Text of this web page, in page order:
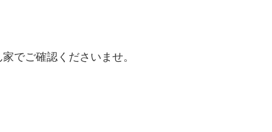
でご確認くださいませ。